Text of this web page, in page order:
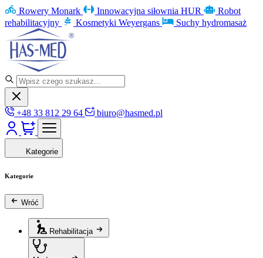
Rowery Monark Innowacyjna siłownia HUR
Robot
rehabilitacyjny
Kosmetyki Weyergans Suchy hydromasaż
+48 33 812 29 64 biuro@hasmed.pl
Kategorie
Kategorie
Wróć
Rehabilitacja